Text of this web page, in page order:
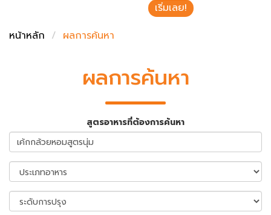
เริ่มเลย!
หน้าหลัก
ผลการค้นหา
ผลการค้นหา
สูตรอาหารที่ต้องการค้นหา